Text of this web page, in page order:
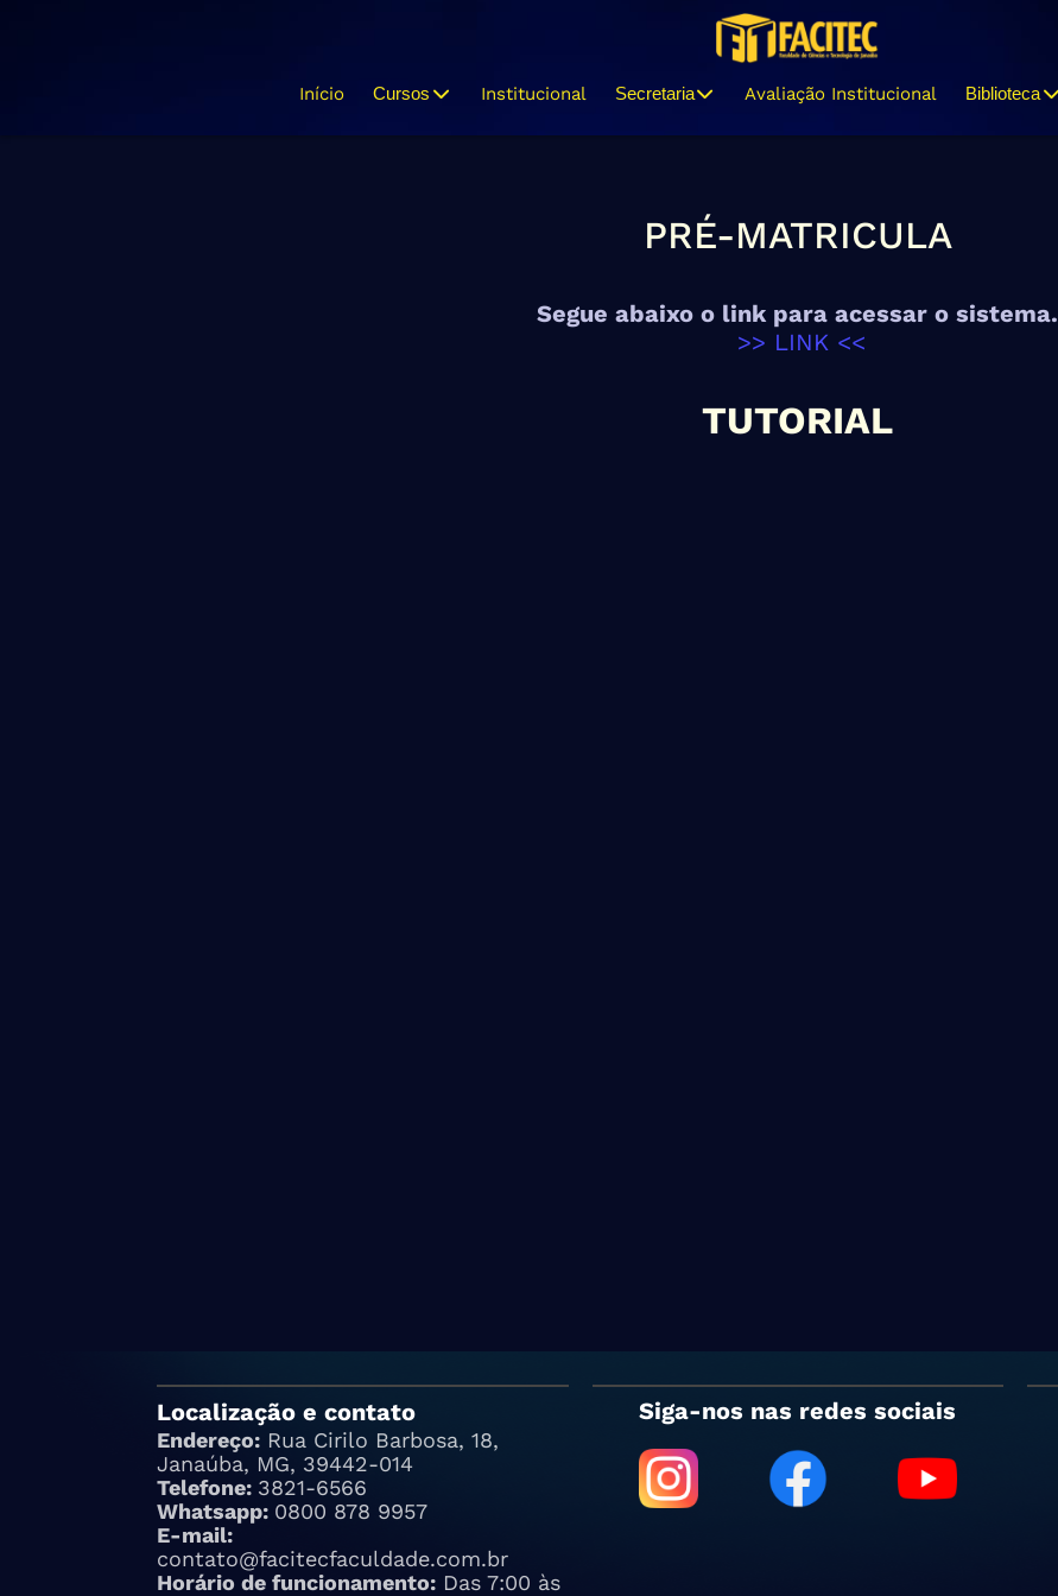
Início Cursos Institucional Secretaria Avaliação Institucional Biblioteca
PRÉ-MATRICULA
Segue abaixo o link para acessar o sistema.
>> LINK <<
TUTORIAL
Localização e contato
Endereço: Rua Cirilo Barbosa, 18,
Janaúba, MG, 39442-014
Telefone: 3821-6566
Whatsapp: 0800 878 9957
E-mail:
contato@facitecfaculdade.com.br
Horário de funcionamento: Das 7:00 às
Siga-nos nas redes sociais